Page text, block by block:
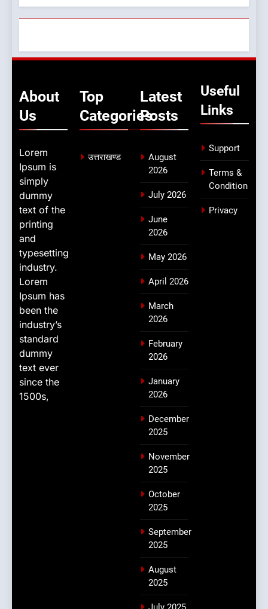
About
Us
Lorem
Ipsum is
simply
dummy
text of the
printing
and
typesetting
industry.
Lorem
Ipsum has
been the
industry’s
standard
dummy
text ever
since the
1500s,
Top
Categories
उत्तराखण्ड
Latest
Posts
August
2026
July 2026
June
2026
May 2026
April 2026
March
2026
February
2026
January
2026
December
2025
November
2025
October
2025
September
2025
August
2025
Useful
Links
Support
Terms &
Condition
Privacy